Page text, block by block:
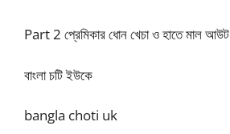
Part 2 প্রেমিকার ধোন খেচা ও হাতে মাল আউট
বাংলা চটি ইউকে
bangla choti uk